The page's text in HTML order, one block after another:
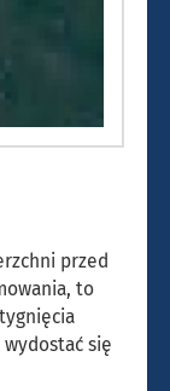
przed
to
się